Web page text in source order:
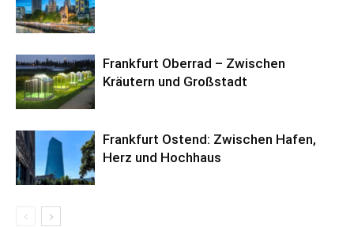
Frankfurt Oberrad – Zwischen
Kräutern und Großstadt
Frankfurt Ostend: Zwischen Hafen,
Herz und Hochhaus